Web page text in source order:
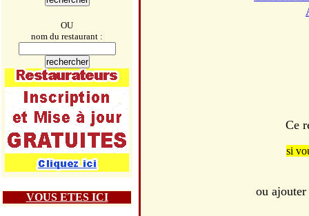
OU
nom du restaurant :
VOUS ETES ICI
Ce
si
ou